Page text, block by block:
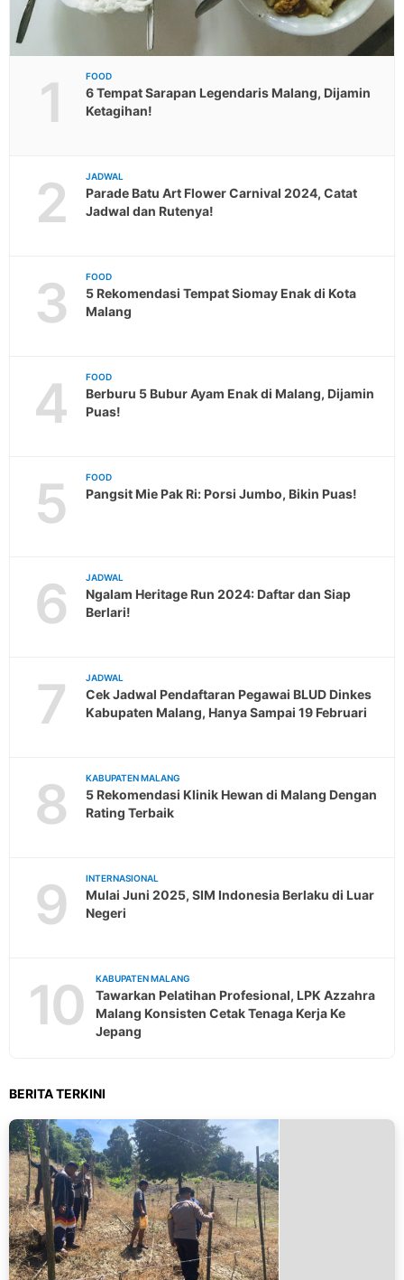
1 FOOD
6 Tempat Sarapan Legendaris Malang, Dijamin
Ketagihan!
2 JADWAL
Parade Batu Art Flower Carnival 2024, Catat
Jadwal dan Rutenya!
3 FOOD
5 Rekomendasi Tempat Siomay Enak di Kota
Malang
4 FOOD
Berburu 5 Bubur Ayam Enak di Malang, Dijamin
Puas!
5 FOOD
Pangsit Mie Pak Ri: Porsi Jumbo, Bikin Puas!
6 JADWAL
Ngalam Heritage Run 2024: Daftar dan Siap
Berlari!
7 JADWAL
Cek Jadwal Pendaftaran Pegawai BLUD Dinkes
Kabupaten Malang, Hanya Sampai 19 Februari
8 KABUPATEN MALANG
5 Rekomendasi Klinik Hewan di Malang Dengan
Rating Terbaik
9 INTERNASIONAL
Mulai Juni 2025, SIM Indonesia Berlaku di Luar
Negeri
10 KABUPATEN MALANG
Tawarkan Pelatihan Profesional, LPK Azzahra
Malang Konsisten Cetak Tenaga Kerja Ke
Jepang
BERITA TERKINI